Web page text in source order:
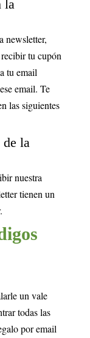
la
newsletter,
tu cupón
tu email
email. Te
las siguientes
de la
nuestra
tienen un
un vale
todas las
por email